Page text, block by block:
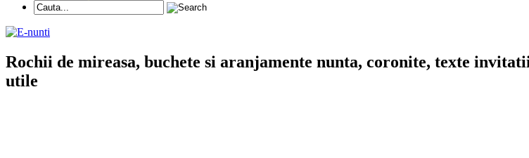
Rochii de mireasa, buchete si aranjamente nunta, coronite, texte
utile